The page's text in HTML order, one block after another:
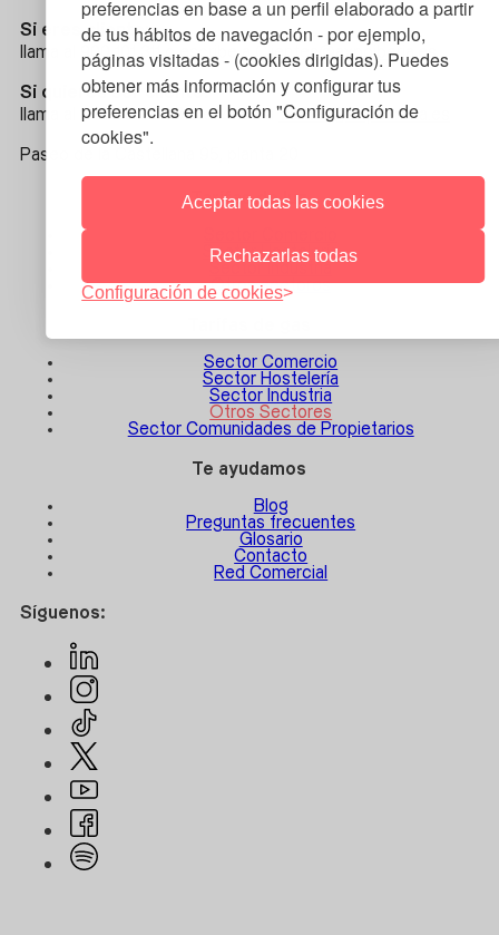
preferencias en base a un perfil elaborado a partir
de tus hábitos de navegación - por ejemplo,
páginas visitadas - (cookies dirigidas). Puedes
obtener más información y configurar tus
preferencias en el botón "Configuración de
cookies".
Aceptar todas las cookies
Rechazarlas todas
Configuración de cookies
Si eres cliente:
llama al 900 101 311 o escribe a
Clientes@axpoiberia.es
Si quieres ser cliente:
llama al 900 05 26 36 o escribe aVentas@axpoiberia.es
Paseo de la Castellana 95, planta 20
Tarifas de luz
Sector Hostelería
Otros sectores
Sector Comercio
Sector Hostelería
Sector Industria
Otros Sectores
Sector Comunidades de Propietarios
Te ayudamos
Blog
Preguntas frecuentes
Glosario
Contacto
Red Comercial
Síguenos: